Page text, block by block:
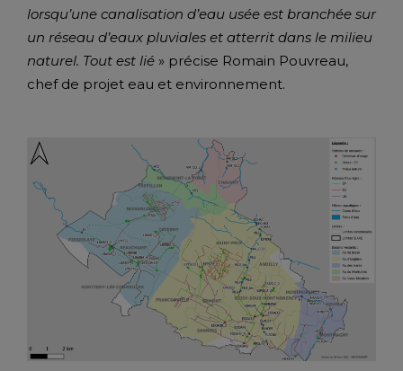
lorsqu’une canalisation d’eau usée est branchée sur
un réseau d’eaux pluviales et atterrit dans le milieu
naturel. Tout est lié » précise Romain Pouvreau,
chef de projet eau et environnement.